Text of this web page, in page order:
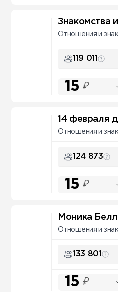
Знакомства
Отношения и
119 011
15 ₽
14 февраля
Отношения и
124 873
15 ₽
Моника
Отношения и
133 801
15 ₽